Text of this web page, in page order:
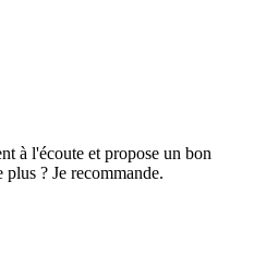
à l'écoute et propose un bon
? Je recommande.